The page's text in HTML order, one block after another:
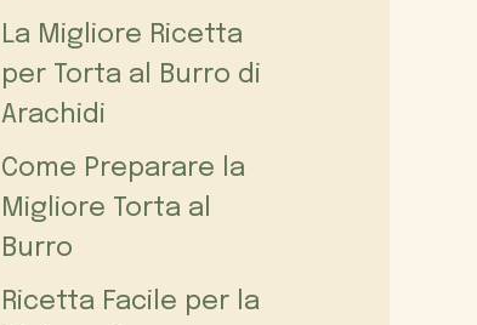
La Migliore Ricetta
per Torta al Burro di
Arachidi
Come Preparare la
Migliore Torta al
Burro
Ricetta Facile per la